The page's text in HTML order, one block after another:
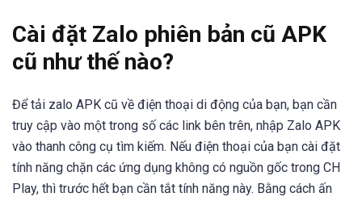
Cài đặt Zalo phiên bản cũ APK
cũ như thế nào?
Để tải zalo APK cũ về điện thoại di động của bạn, bạn cần
truy cập vào một trong số các link bên trên, nhập Zalo APK
vào thanh công cụ tìm kiếm. Nếu điện thoại của bạn cài đặt
tính năng chặn các ứng dụng không có nguồn gốc trong CH
Play, thì trước hết bạn cần tắt tính năng này. Bằng cách ấn